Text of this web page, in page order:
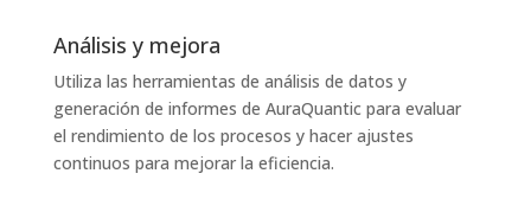
Análisis y mejora
Utiliza las herramientas de análisis de datos y
generación de informes de AuraQuantic para evaluar
el rendimiento de los procesos y hacer ajustes
continuos para mejorar la eficiencia.